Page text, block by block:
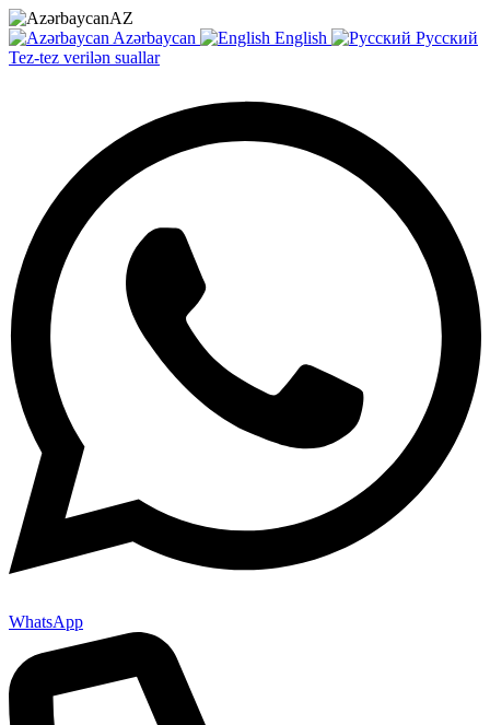
AZ
Azərbaycan
English
Русский
Tez-tez verilən suallar
WhatsApp